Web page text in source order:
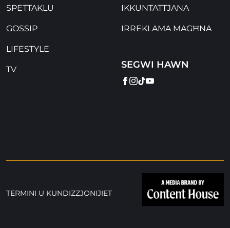
SPETTAKLU
GOSSIP
LIFESTYLE
TV
IKKUNTATTJANA
IRREKLAMA MAGĦNA
SEGWI HAWN
FACEBOOK
INSTAGRAM
TIKTOK
YOUTUBE
TERMINI U KUNDIZZJONIJIET